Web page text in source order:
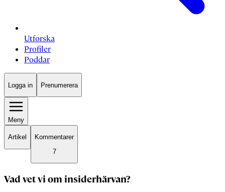
Utforska
Profiler
Poddar
Logga in Prenumerera
Meny
Artikel
Kommentarer
7
Vad vet vi om insiderhärvan?